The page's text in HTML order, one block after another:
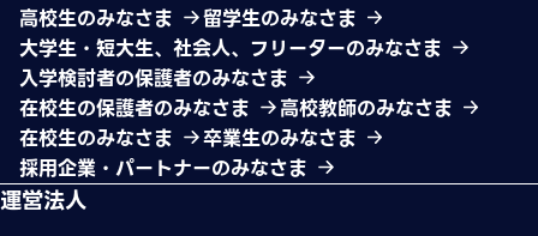
高校生のみなさま
留学生のみなさま
大学生・短大生、社会人、フリーターのみなさま
入学検討者の保護者のみなさま
在校生の保護者のみなさま
高校教師のみなさま
在校生のみなさま
卒業生のみなさま
採用企業・パートナーのみなさま
運営法人